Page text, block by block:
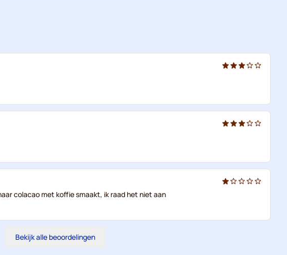
colacao met koffie smaakt, ik raad het niet aan
Bekijk alle beoordelingen